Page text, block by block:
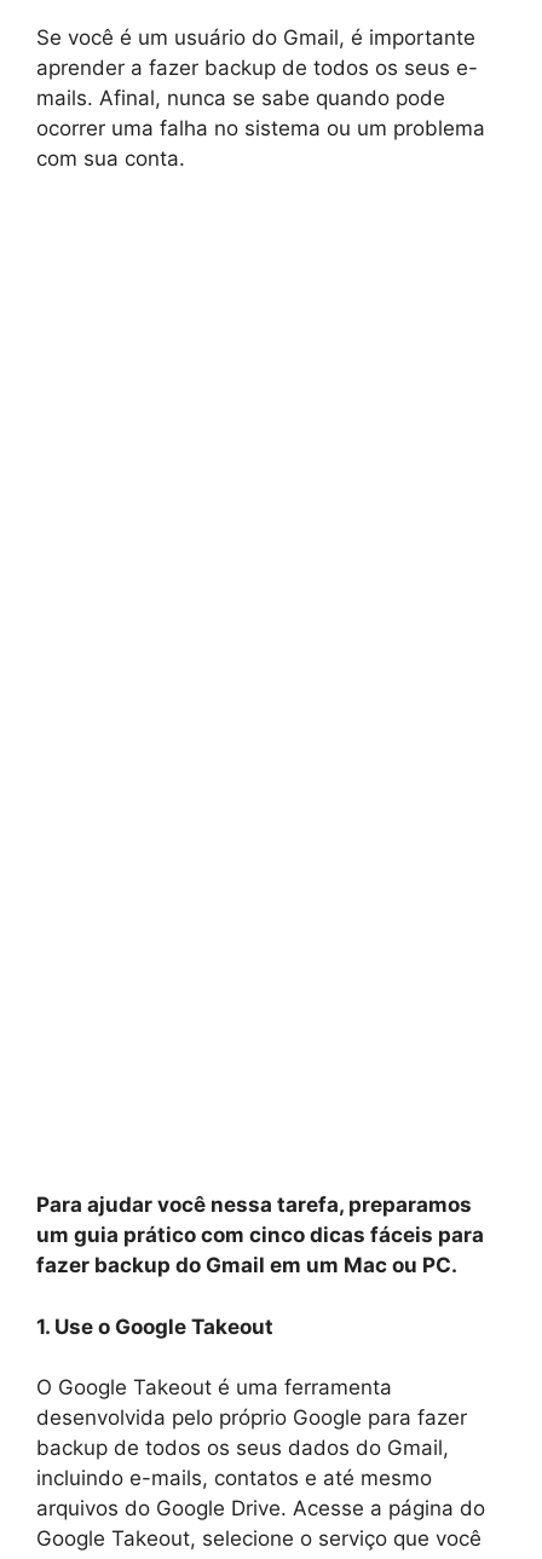
Se você é um usuário do Gmail, é importante
aprender a fazer backup de todos os seus e-
mails. Afinal, nunca se sabe quando pode
ocorrer uma falha no sistema ou um problema
com sua conta.
Para ajudar você nessa tarefa, preparamos
um guia prático com cinco dicas fáceis para
fazer backup do Gmail em um Mac ou PC.
1. Use o Google Takeout
O Google Takeout é uma ferramenta
desenvolvida pelo próprio Google para fazer
backup de todos os seus dados do Gmail,
incluindo e-mails, contatos e até mesmo
arquivos do Google Drive. Acesse a página do
Google Takeout, selecione o serviço que você